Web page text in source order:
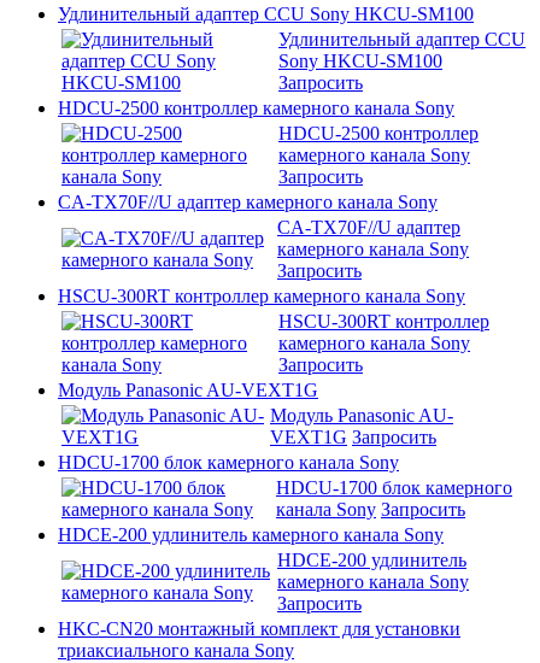
Удлинительный адаптер CCU Sony HKCU-SM100
Удлинительный адаптер CCU
Sony HKCU-SM100
Запросить
HDCU-2500 контроллер камерного канала Sony
HDCU-2500 контроллер
камерного канала Sony
Запросить
CA-TX70F//U адаптер камерного канала Sony
CA-TX70F//U адаптер
камерного канала Sony
Запросить
HSCU-300RT контроллер камерного канала Sony
HSCU-300RT контроллер
камерного канала Sony
Запросить
Модуль Panasonic AU-VEXT1G
Модуль Panasonic AU-
VEXT1G Запросить
HDCU-1700 блок камерного канала Sony
HDCU-1700 блок камерного
канала Sony Запросить
HDCE-200 удлинитель камерного канала Sony
HDCE-200 удлинитель
камерного канала Sony
Запросить
HKC-CN20 монтажный комплект для установки
триаксиального канала Sony